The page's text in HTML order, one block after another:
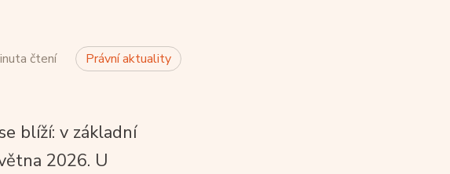
čtení Právní aktuality
blíží: v základní
2026. U